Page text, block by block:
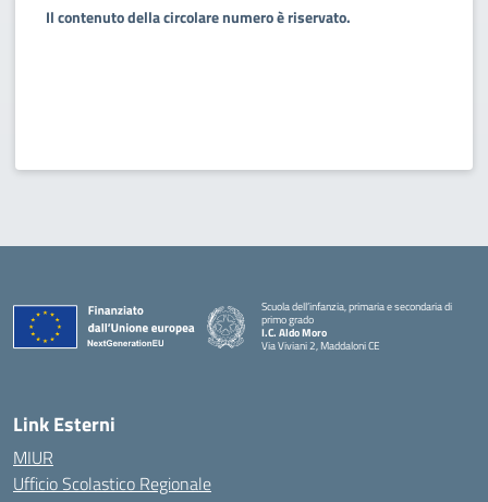
Il contenuto della circolare numero è riservato.
Scuola dell’infanzia, primaria e secondaria di
primo grado
I.C. Aldo Moro
Via Viviani 2, Maddaloni CE
Link Esterni
MIUR
Ufficio Scolastico Regionale